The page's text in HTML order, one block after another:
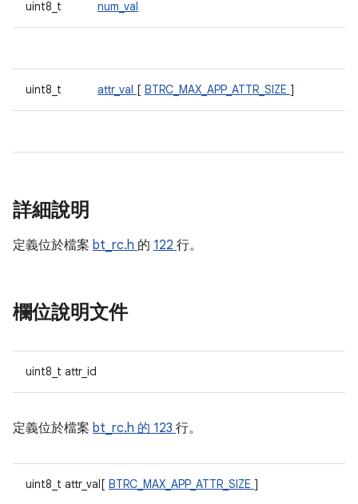
uint8_t num_val
uint8_t attr_val [ BTRC_MAX_APP_ATTR_SIZE ]
詳細說明
定義位於檔案 bt_rc.h 的 122 行。
欄位說明文件
uint8_t attr_id
定義位於檔案 bt_rc.h 的 123 行。
uint8_t attr_val[ BTRC_MAX_APP_ATTR_SIZE ]